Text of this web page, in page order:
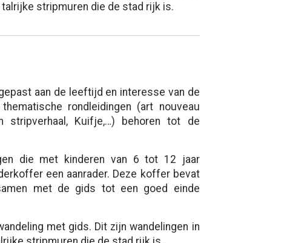
stripmuren die de stad rijk is.
aan de leeftijd en interesse van de
rondleidingen (art nouveau
stripverhaal, Kuifje,…) behoren tot de
die met kinderen van 6 tot 12 jaar
een aanrader. Deze koffer bevat
met de gids tot een goed einde
met gids. Dit zijn wandelingen in